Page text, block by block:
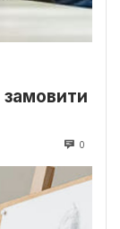
замовити
0